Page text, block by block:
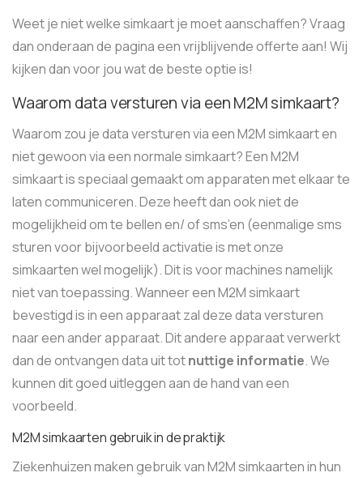
Weet je niet welke simkaart je moet aanschaffen? Vraag
dan onderaan de pagina een vrijblijvende offerte aan! Wij
kijken dan voor jou wat de beste optie is!
Waarom data versturen via een M2M simkaart?
Waarom zou je data versturen via een M2M simkaart en
niet gewoon via een normale simkaart? Een M2M
simkaart is speciaal gemaakt om apparaten met elkaar te
laten communiceren. Deze heeft dan ook niet de
mogelijkheid om te bellen en/ of sms’en (eenmalige sms
sturen voor bijvoorbeeld activatie is met onze
simkaarten wel mogelijk). Dit is voor machines namelijk
niet van toepassing. Wanneer een M2M simkaart
bevestigd is in een apparaat zal deze data versturen
naar een ander apparaat. Dit andere apparaat verwerkt
dan de ontvangen data uit totnuttige informatie. We
kunnen dit goed uitleggen aan de hand van een
voorbeeld.
M2M simkaarten gebruik in de praktijk
Ziekenhuizen maken gebruik van M2M simkaarten in hun